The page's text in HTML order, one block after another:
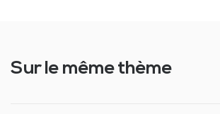
Sur le même thème